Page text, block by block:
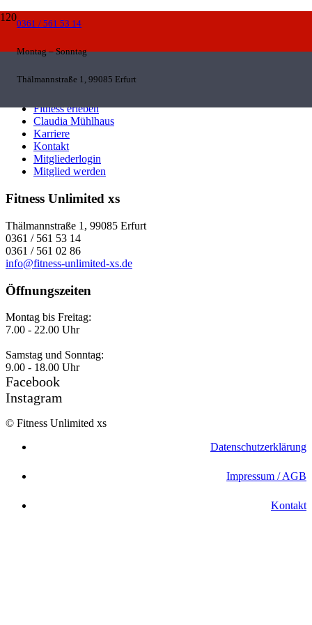
0361 / 561 53 14
Montag – Sonntag
Thälmannstraße 1, 99085 Erfurt
Fitness Studio
Fitness erleben
Claudia Mühlhaus
Karriere
Kontakt
Mitgliederlogin
Mitglied werden
Fitness Unlimited xs
Thälmannstraße 1, 99085 Erfurt
0361 / 561 53 14
0361 / 561 02 86
info@fitness-unlimited-xs.de
Öffnungszeiten
Montag bis Freitag:
7.00 - 22.00 Uhr
Samstag und Sonntag:
9.00 - 18.00 Uhr
Facebook
Instagram
© Fitness Unlimited xs
Datenschutzerklärung
Impressum / AGB
Kontakt